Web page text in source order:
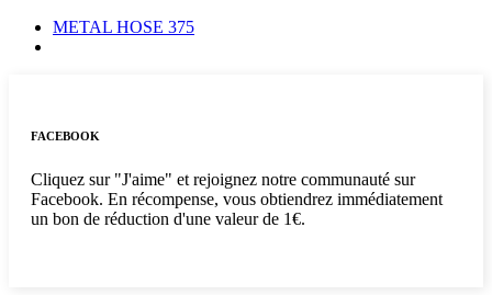
METAL HOSE 375
FACEBOOK
Cliquez sur "J'aime" et rejoignez notre communauté sur
Facebook. En récompense, vous obtiendrez immédiatement
un bon de réduction d'une valeur de 1€.